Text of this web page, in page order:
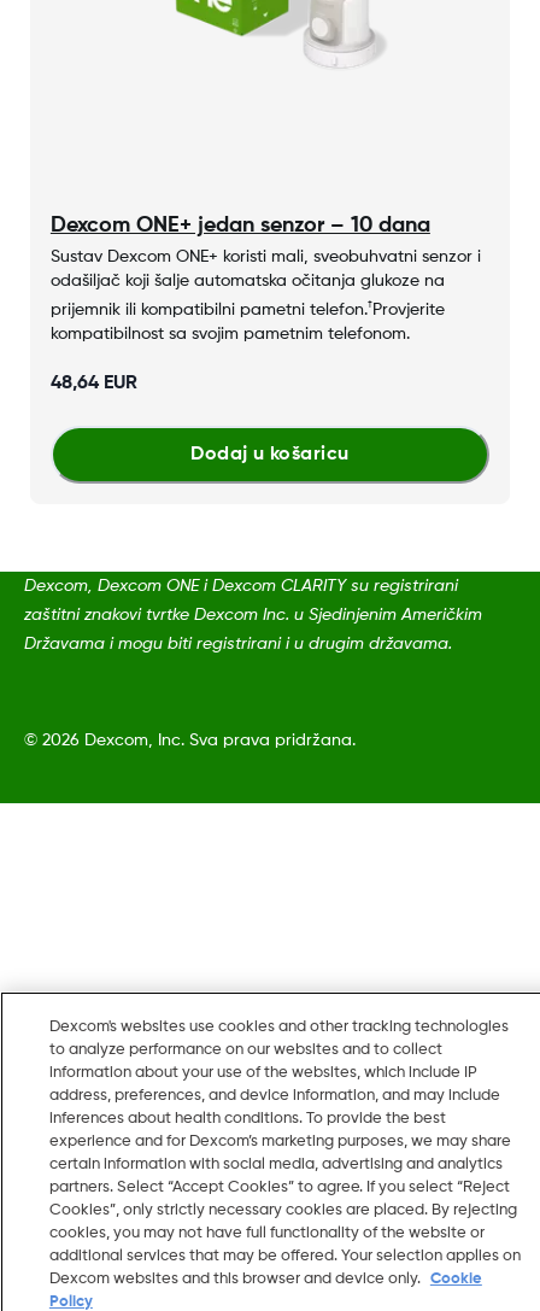
Dexcom ONE+ jedan senzor – 10 dana
Sustav Dexcom ONE+ koristi mali, sveobuhvatni senzor i
odašiljač koji šalje automatska očitanja glukoze na
prijemnik ili kompatibilni pametni telefon.† Provjerite
kompatibilnost sa svojim pametnim telefonom.
48,64 EUR
Dodaj u košaricu
Dexcom, Dexcom ONE i Dexcom CLARITY su registrirani
zaštitni znakovi tvrtke Dexcom Inc. u Sjedinjenim Američkim
Državama i mogu biti registrirani i u drugim državama.
© 2026 Dexcom, Inc. Sva prava pridržana.
Dexcom's websites use cookies and other tracking technologies
to analyze performance on our websites and to collect
information about your use of the websites, which include IP
address, preferences, and device information, and may include
inferences about health conditions. To provide the best
experience and for Dexcom’s marketing purposes, we may share
certain information with social media, advertising and analytics
partners. Select “Accept Cookies” to agree. If you select “Reject
Cookies”, only strictly necessary cookies are placed. By rejecting
cookies, you may not have full functionality of the website or
additional services that may be offered. Your selection applies on
Dexcom websites and this browser and device only.
Cookie
Policy